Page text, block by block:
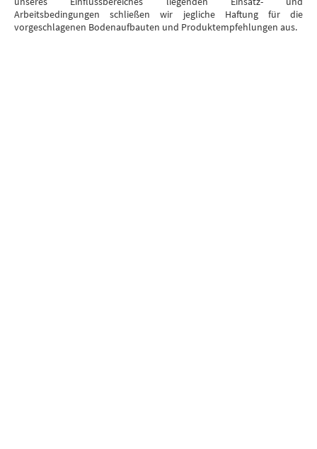
Arbeitsbedingungen schließen wir jegliche Haftung für die
vorgeschlagenen Bodenaufbauten und Produktempfehlungen aus.